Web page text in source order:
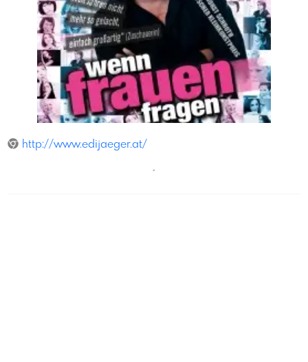
Previous Next
http://www.edijaeger.at/
´